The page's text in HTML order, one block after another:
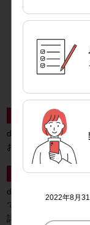
dカードご
dカード PLATINUM
お客さま向けの特典
特典2
あんしん
dバリューパス パッ
です。
詳しくは
こちら
2022年8月